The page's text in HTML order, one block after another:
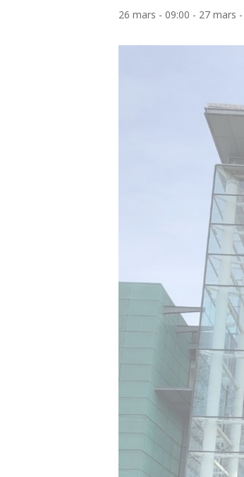
26 mars - 09:00 - 27 mars